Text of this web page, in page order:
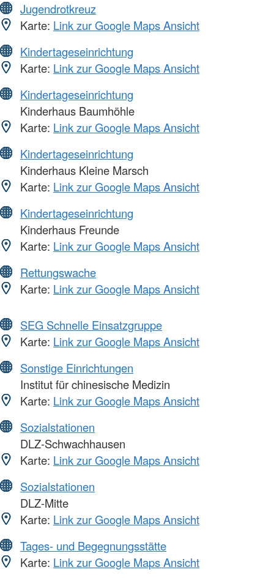
Jugendrotkreuz
Karte: Link zur Google Maps Ansicht
Kindertageseinrichtung
Karte: Link zur Google Maps Ansicht
Kindertageseinrichtung
Kinderhaus Baumhöhle
Karte: Link zur Google Maps Ansicht
Kindertageseinrichtung
Kinderhaus Kleine Marsch
Karte: Link zur Google Maps Ansicht
Kindertageseinrichtung
Kinderhaus Freunde
Karte: Link zur Google Maps Ansicht
Rettungswache
Karte: Link zur Google Maps Ansicht
SEG Schnelle Einsatzgruppe
Karte: Link zur Google Maps Ansicht
Sonstige Einrichtungen
Institut für chinesische Medizin
Karte: Link zur Google Maps Ansicht
Sozialstationen
DLZ-Schwachhausen
Karte: Link zur Google Maps Ansicht
Sozialstationen
DLZ-Mitte
Karte: Link zur Google Maps Ansicht
Tages- und Begegnungsstätte
Karte: Link zur Google Maps Ansicht